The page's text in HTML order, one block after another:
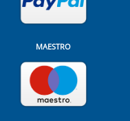
MAESTRO